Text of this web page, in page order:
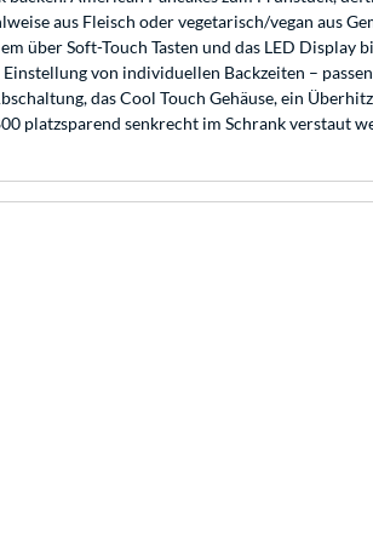
aus Fleisch oder vegetarisch/vegan aus
über Soft-Touch Tasten und das LED Display
von individuellen Backzeiten –
das Cool Touch Gehäuse, ein
platzsparend senkrecht im Schrank verstaut